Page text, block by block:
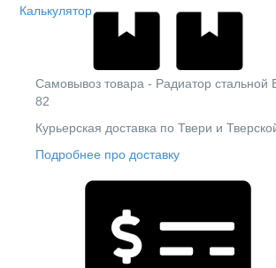
Калькулятор
Cамовывоз товара - Радиатор
82
Курьерская доставка по Твери и
Подробнее про доставку